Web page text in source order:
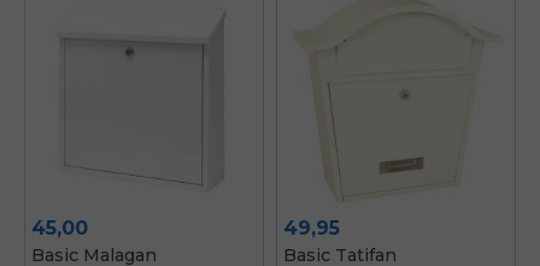
Prijs
45,00
Basic Malagan
Prijs
49,95
Basic Tatifan